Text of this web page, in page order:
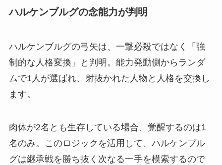
ハルケンブルグの念能力が判明
ハルケンブルグの弓矢は、一撃必殺ではなく「強
制的な人格変換」と判明。能力発動側からランダ
ムで1人が選ばれ、射抜かれた人物と人格を交換し
ます。
肉体が2名とも生存している場合、覚醒するのは1
名のみ。このロジックを活用して、ハルケンブル
グは継承戦を勝ち抜く次なる一手を模索するので